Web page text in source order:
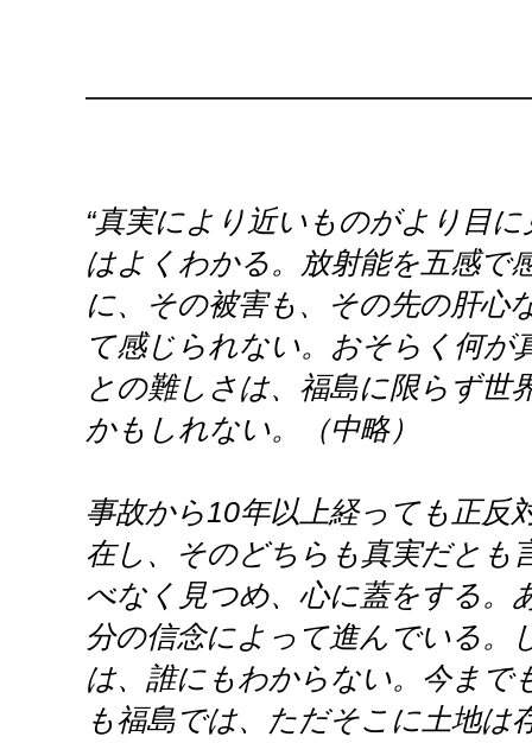
“真実により近いものがより目
はよくわかる。放射能を五感で
に、その被害も、その先の肝心
て感じられない。おそらく何が
との難しさは、福島に限らず世
かもしれない。（中略）
事故から10年以上経っても正反
在し、そのどちらも真実だとも
べなく見つめ、心に蓋をする。
分の信念によって進んでいる。
は、誰にもわからない。今まで
も福島では、ただそこに土地は